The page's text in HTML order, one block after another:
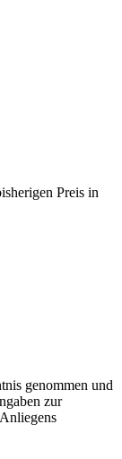
Preis in
genommen und
zur